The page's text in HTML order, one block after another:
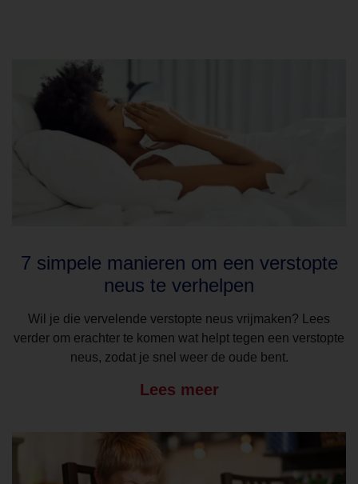
7 simpele manieren om een verstopte
neus te verhelpen
Wil je die vervelende verstopte neus vrijmaken? Lees
verder om erachter te komen wat helpt tegen een verstopte
neus, zodat je snel weer de oude bent.
Lees meer